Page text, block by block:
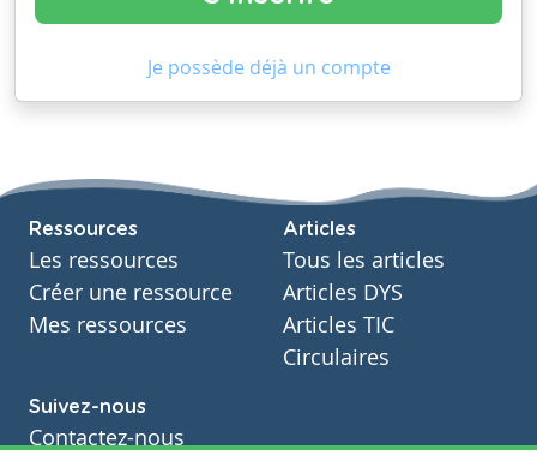
Je possède déjà un compte
Ressources
Les ressources
Créer une ressource
Mes ressources
Articles
Tous les articles
Articles DYS
Articles TIC
Circulaires
Suivez-nous
Contactez-nous